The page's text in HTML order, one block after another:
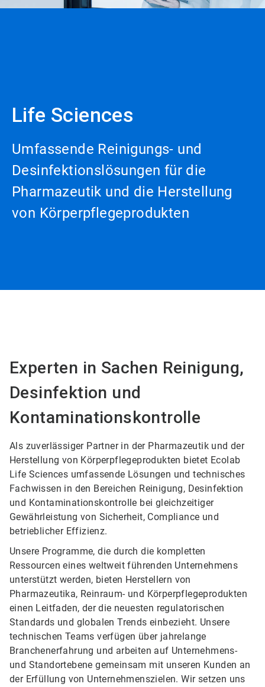
Life Sciences
Umfassende Reinigungs- und
Desinfektionslösungen für die
Pharmazeutik und die Herstellung
von Körperpflegeprodukten
Experten in Sachen Reinigung,
Desinfektion und
Kontaminationskontrolle
Als zuverlässiger Partner in der Pharmazeutik und der
Herstellung von Körperpflegeprodukten bietet Ecolab
Life Sciences umfassende Lösungen und technisches
Fachwissen in den Bereichen Reinigung, Desinfektion
und Kontaminationskontrolle bei gleichzeitiger
Gewährleistung von Sicherheit, Compliance und
betrieblicher Effizienz.
Unsere Programme, die durch die kompletten
Ressourcen eines weltweit führenden Unternehmens
unterstützt werden, bieten Herstellern von
Pharmazeutika, Reinraum- und Körperpflegeprodukten
einen Leitfaden, der die neuesten regulatorischen
Standards und globalen Trends einbezieht. Unsere
technischen Teams verfügen über jahrelange
Branchenerfahrung und arbeiten auf Unternehmens-
und Standortebene gemeinsam mit unseren Kunden an
der Erfüllung von Unternehmenszielen. Wir setzen uns